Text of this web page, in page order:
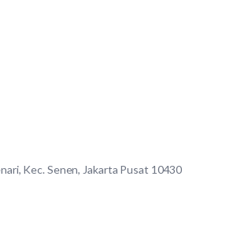
Kec. Senen, Jakarta Pusat 10430